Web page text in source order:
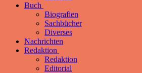
Buch
Biografien
Sachbücher
Diverses
Nachrichten
Redaktion
Redaktion
Editorial